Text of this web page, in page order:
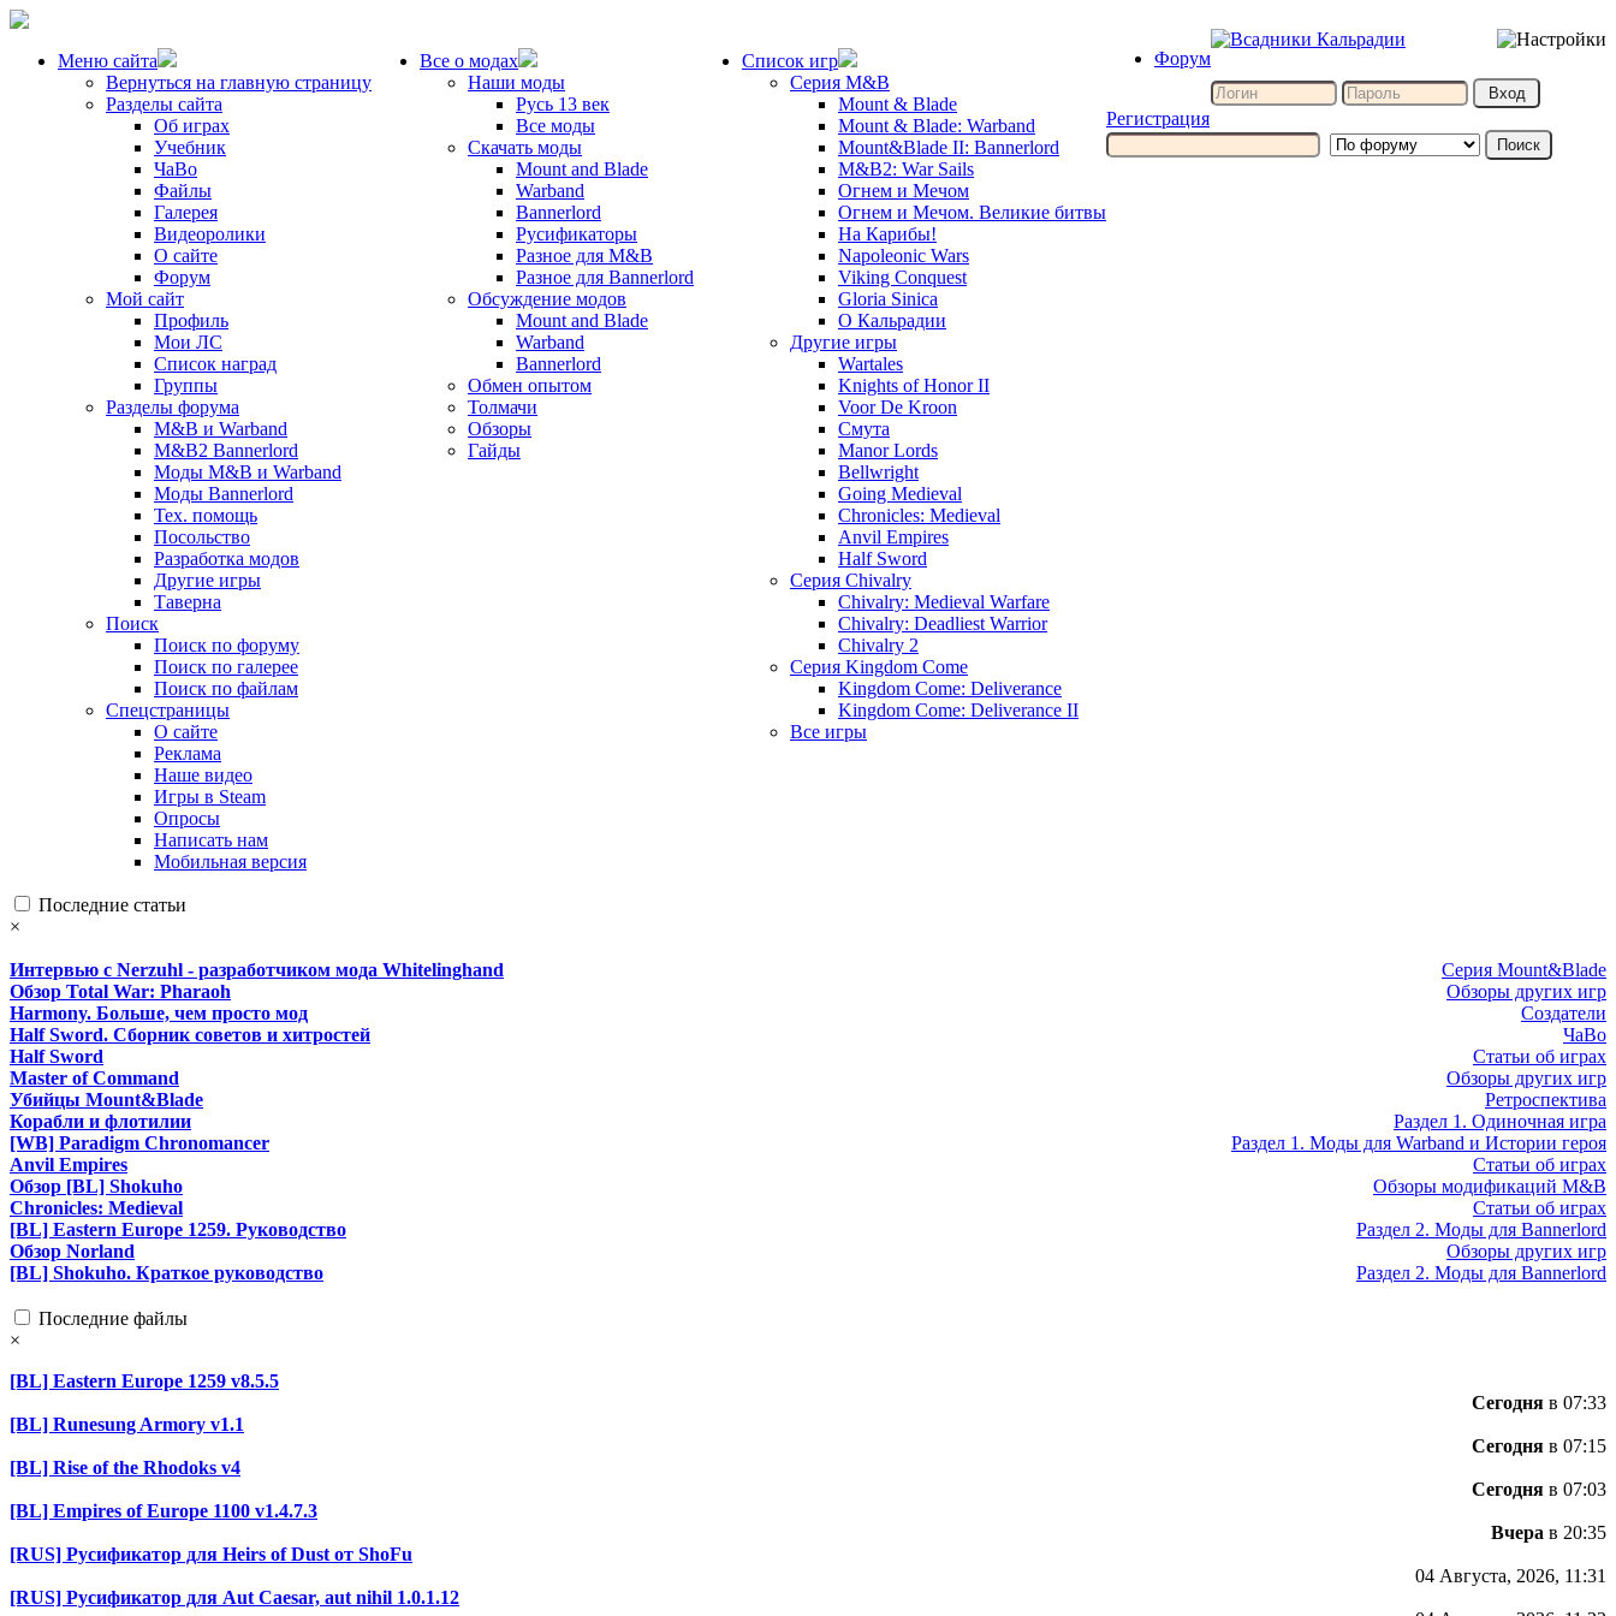
Меню сайта
Вернуться на главную страницу
Разделы сайта
Об играх
Учебник
ЧаВо
Файлы
Галерея
Видеоролики
О сайте
Форум
Мой сайт
Профиль
Мои ЛС
Список наград
Группы
Разделы форума
M&B и Warband
M&B2 Bannerlord
Моды M&B и Warband
Моды Bannerlord
Тех. помощь
Посольство
Разработка модов
Другие игры
Таверна
Поиск
Поиск по форуму
Поиск по галерее
Поиск по файлам
Спецстраницы
О сайте
Реклама
Наше видео
Игры в Steam
Опросы
Написать нам
Мобильная версия
Все о модах
Наши моды
Русь 13 век
Все моды
Скачать моды
Mount and Blade
Warband
Bannerlord
Русификаторы
Разное для M&B
Разное для Bannerlord
Обсуждение модов
Mount and Blade
Warband
Bannerlord
Обмен опытом
Толмачи
Обзоры
Гайды
Список игр
Серия M&B
Mount & Blade
Mount & Blade: Warband
Mount&Blade II: Bannerlord
M&B2: War Sails
Огнем и Мечом
Огнем и Мечом. Великие битвы
На Карибы!
Napoleonic Wars
Viking Conquest
Gloria Sinica
О Кальрадии
Другие игры
Wartales
Knights of Honor II
Voor De Kroon
Смута
Manor Lords
Bellwright
Going Medieval
Chronicles: Medieval
Anvil Empires
Half Sword
Серия Chivalry
Chivalry: Medieval Warfare
Chivalry: Deadliest Warrior
Chivalry 2
Серия Kingdom Come
Kingdom Come: Deliverance
Kingdom Come: Deliverance II
Все игры
Форум
Регистрация
Последние статьи
×
Серия Mount&Blade
Интервью с Nerzuhl - разработчиком мода Whitelinghand
Обзоры других игр
Обзор Total War: Pharaoh
Создатели
Harmony. Больше, чем просто мод
ЧаВо
Half Sword. Сборник советов и хитростей
Статьи об играх
Half Sword
Обзоры других игр
Master of Command
Ретроспектива
Убийцы Mount&Blade
Раздел 1. Одиночная игра
Корабли и флотилии
Раздел 1. Моды для Warband и Истории героя
[WB] Paradigm Chronomancer
Статьи об играх
Anvil Empires
Обзоры модификаций M&B
Обзор [BL] Shokuho
Статьи об играх
Chronicles: Medieval
Раздел 2. Моды для Bannerlord
[BL] Eastern Europe 1259. Руководство
Обзоры других игр
Обзор Norland
Раздел 2. Моды для Bannerlord
[BL] Shokuho. Краткое руководство
Последние файлы
×
[BL] Eastern Europe 1259 v8.5.5
Сегодня в 07:33
[BL] Runesung Armory v1.1
Сегодня в 07:15
[BL] Rise of the Rhodoks v4
Сегодня в 07:03
[BL] Empires of Europe 1100 v1.4.7.3
Вчера в 20:35
[RUS] Русификатор для Heirs of Dust от ShoFu
04 Августа, 2026, 11:31
[RUS] Русификатор для Aut Caesar, aut nihil 1.0.1.12